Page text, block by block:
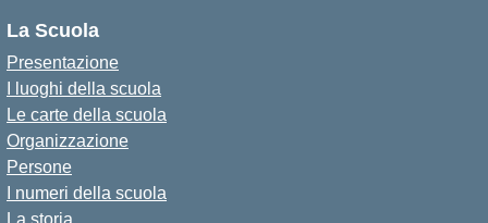
La Scuola
Presentazione
I luoghi della scuola
Le carte della scuola
Organizzazione
Persone
I numeri della scuola
La storia